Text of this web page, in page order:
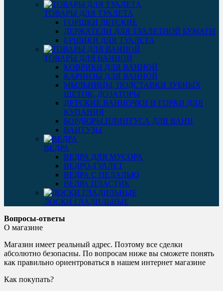
ТОВАРЫ ДЛЯ ТУАЛЕТА
ГОРШКИ ДЕТСКИЕ
ДЕРЖАТЕЛИ ДЛЯ ТУАЛЕТНОЙ БУМАГИ
ЕРШИКИ ДЛЯ ТУАЛЕТА
ТОВАРЫ ДЛЯ ВАННОЙ
КОВРИКИ ДЛЯ ВАННОЙ
КАРНИЗЫ ДЛЯ ВАННОЙ
МЫЛЬНИЦЫ, ПОДСТАВКИ ЗУБНЫХ
ЩЕТОК, ДОЗАТОРЫ
ДЕТСКИЕ ВАННОЧКИ И ГОРКИ ДЛЯ
КУПАНИЯ
БОРДЮРЫ ПЛИНТУСА ДЛЯ ВАНН
ВАНТУЗЫ
ВЕДРА
ВЕДРА ДЛЯ МУСОРА
ВЕДРО-ТУАЛЕТ
ВЕДРА С ПЕДАЛЬЮ
ВЕДРА ПЛАСТИК
ДОСКИ ГЛАДИЛЬНЫЕ
Вопросы-ответы
О магазине
Магазин имеет реальный адрес. Поэтому все сделки
абсолютно безопасны. По вопросам ниже вы сможете понять
как правильно ориентроваться в нашем интернет магазине
Как покупать?